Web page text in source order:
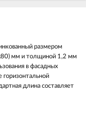
размером
мм и толщиной 1,2 мм
в фасадных
горизонтальной
длина составляет